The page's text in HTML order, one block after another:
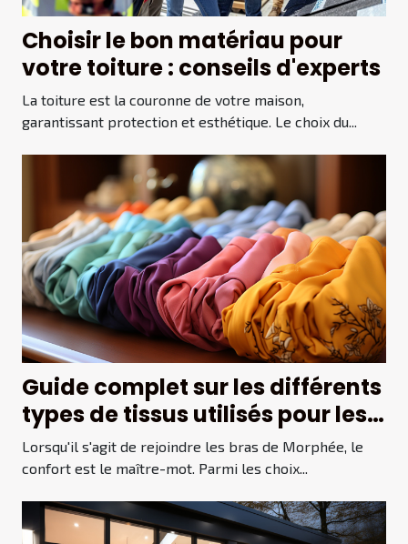
Choisir le bon matériau pour
votre toiture : conseils d'experts
La toiture est la couronne de votre maison,
garantissant protection et esthétique. Le choix du...
Guide complet sur les différents
types de tissus utilisés pour les
pyjamas et leur entretien
Lorsqu'il s'agit de rejoindre les bras de Morphée, le
confort est le maître-mot. Parmi les choix...